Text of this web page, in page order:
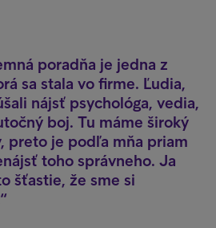
poradňa je jedna z
sa stala vo firme. Ľudia,
nájsť psychológa, vedia,
boj. Tu máme široký
preto je podľa mňa priam
toho správneho. Ja
šťastie, že sme si